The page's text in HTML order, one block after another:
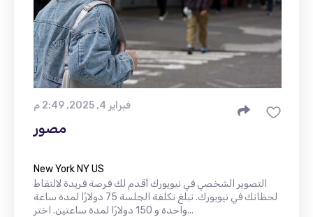
فبراير 4, 2025, 2:49 م
مصور
New York NY US
التصوير الشخصي في نيويورك أقدم لك فرصة فريدة لالتقاط
لحظاتك في نيويورك. تبلغ تكلفة الجلسة 75 دولارًا لمدة ساعة
واحدة و 150 دولارًا لمدة ساعتين. اختر...